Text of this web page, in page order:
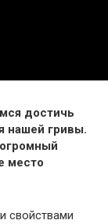
достичь
нашей гривы.
место
свойствами